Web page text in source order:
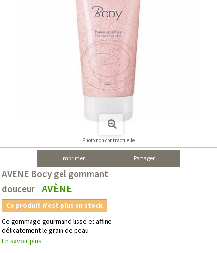
Photo non contractuelle
Imprimer Partager
AVENE Body gel gommant
douceur
AVÈNE
Ce produit n'est plus en stock
Ce gommage gourmand lisse et affine
délicatement le grain de peau
En savoir plus